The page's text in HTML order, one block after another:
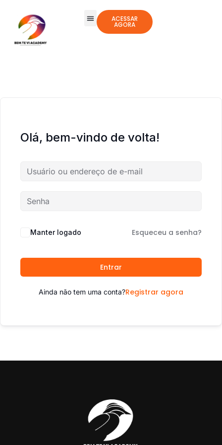
ACESSAR
AGORA
Olá, bem-vindo de volta!
Manter logado Esqueceu a senha?
Entrar
Ainda não tem uma conta?Registrar agora